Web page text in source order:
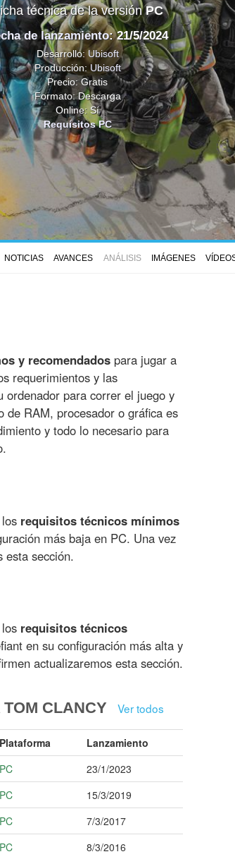
técnica de la versiónPC
de lanzamiento: 21/5/2024
Desarrollo: Ubisoft
Producción:Ubisoft
Precio: Gratis
Formato: Descarga
Online: Sí
Requisitos PC
NOTICIAS AVANCES ANÁLISIS IMÁGENES
y recomendados para jugar a
requerimientos y las
ordenador para correr el juego y
de RAM, procesador o gráfica es
y todo lo necesario para
requisitos técnicos mínimos
más baja en PC. Una vez
esta sección.
requisitos técnicos
en su configuración más alta y
actualizaremos esta sección.
CLANCY Ver todos
Plataforma
Lanzamiento
PC
23/1/2023
PC
15/3/2019
PC
7/3/2017
PC
8/3/2016